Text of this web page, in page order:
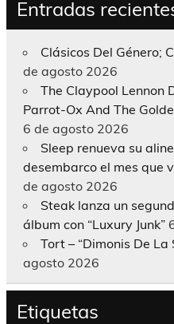
Entradas
Clásicos Del Género;
de agosto 2026
The Claypool Lennon
Parrot-Ox And The
6 de agosto 2026
Sleep renueva su
desembarco el mes que
de agosto 2026
Steak lanza un
álbum con “Luxury Junk”
Tort – “Dimonis De
agosto 2026
Etiquetas